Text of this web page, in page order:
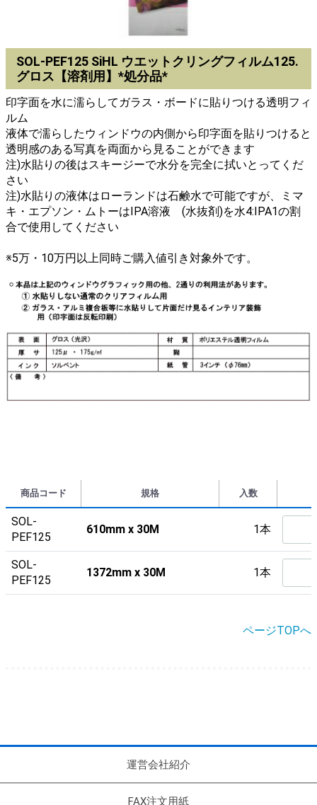
SOL-PEF125 SiHL ウエットクリングフィルム125.
グロス【溶剤用】*処分品*
印字面を水に濡らしてガラス・ボードに貼りつける透明フィ
ルム
液体で濡らしたウィンドウの内側から印字面を貼りつけると
透明感のある写真を両面から見ることができます
注)水貼りの後はスキージーで水分を完全に拭いとってくだ
さい
注)水貼りの液体はローランドは石鹸水で可能ですが、ミマ
キ・エプソン・ムトーはIPA溶液 (水抜剤)を水4:IPA1の割
合で使用してください
※5万・10万円以上同時ご購入値引き対象外です。
商品コード 規格 入数
SOL-
PEF125
610mm x 30M 1本
SOL-
PEF125
1372mm x 30M 1本
ページTOPへ
運営会社紹介
FAX注文用紙